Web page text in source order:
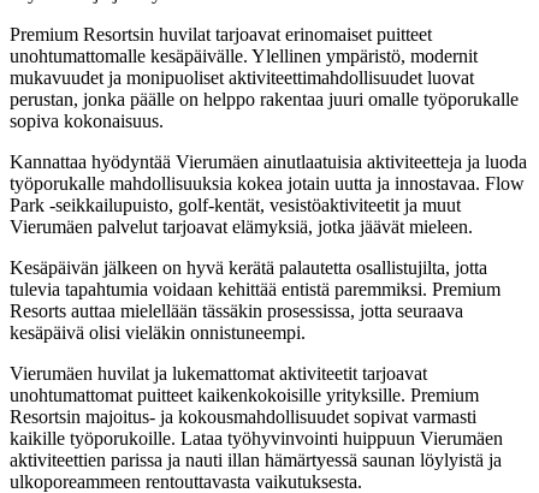
Premium Resortsin huvilat tarjoavat erinomaiset puitteet
unohtumattomalle kesäpäivälle. Ylellinen ympäristö, modernit
mukavuudet ja monipuoliset aktiviteettimahdollisuudet luovat
perustan, jonka päälle on helppo rakentaa juuri omalle työporukalle
sopiva kokonaisuus.
Kannattaa hyödyntää Vierumäen ainutlaatuisia aktiviteetteja ja luoda
työporukalle mahdollisuuksia kokea jotain uutta ja innostavaa. Flow
Park -seikkailupuisto, golf-kentät, vesistöaktiviteetit ja muut
Vierumäen palvelut tarjoavat elämyksiä, jotka jäävät mieleen.
Kesäpäivän jälkeen on hyvä kerätä palautetta osallistujilta, jotta
tulevia tapahtumia voidaan kehittää entistä paremmiksi. Premium
Resorts auttaa mielellään tässäkin prosessissa, jotta seuraava
kesäpäivä olisi vieläkin onnistuneempi.
Vierumäen huvilat ja lukemattomat aktiviteetit tarjoavat
unohtumattomat puitteet kaikenkokoisille yrityksille. Premium
Resortsin majoitus- ja kokousmahdollisuudet sopivat varmasti
kaikille työporukoille. Lataa työhyvinvointi huippuun Vierumäen
aktiviteettien parissa ja nauti illan hämärtyessä saunan löylyistä ja
ulkoporeammeen rentouttavasta vaikutuksesta.